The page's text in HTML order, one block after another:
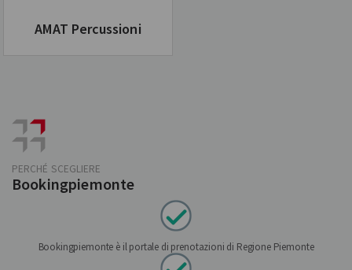
AMAT Percussioni
PERCHÉ SCEGLIERE
Bookingpiemonte
Bookingpiemonte è il portale di prenotazioni di Regione Piemonte